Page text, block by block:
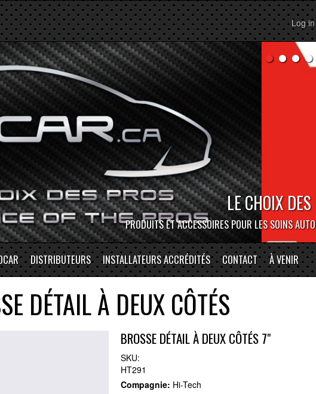
Log in
LE CHOIX
PRODUITS ET ACCESSOIRES POUR LES SOINS
BOCAR
MAGASINEZ EN PERSONNE À NOTRE MAGASIN DE
DISTRIBUTEURS INSTALLATEURS ACCRÉDITÉS CONTACT À VENIR
DÉTAIL À DEUX CÔTÉS
BROSSE DÉTAIL À DEUX CÔTÉS 7"
SKU:
HT291
Compagnie: Hi-Tech